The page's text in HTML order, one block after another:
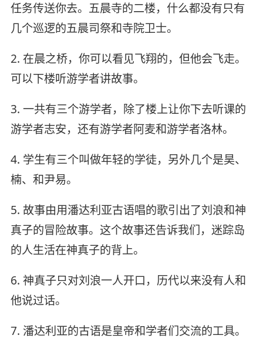
任务传送你去。五晨寺的二楼，什么都没有只有
几个巡逻的五晨司祭和寺院卫士。
2. 在晨之桥，你可以看见飞翔的，但他会飞走。
可以下楼听游学者讲故事。
3. 一共有三个游学者，除了楼上让你下去听课的
游学者志安，还有游学者阿麦和游学者洛林。
4. 学生有三个叫做年轻的学徒，另外几个是昊、
楠、和尹易。
5. 故事由用潘达利亚古语唱的歌引出了刘浪和神
真子的冒险故事。这个故事还告诉我们，迷踪岛
的人生活在神真子的背上。
6. 神真子只对刘浪一人开口，历代以来没有人和
他说过话。
7. 潘达利亚的古语是皇帝和学者们交流的工具。